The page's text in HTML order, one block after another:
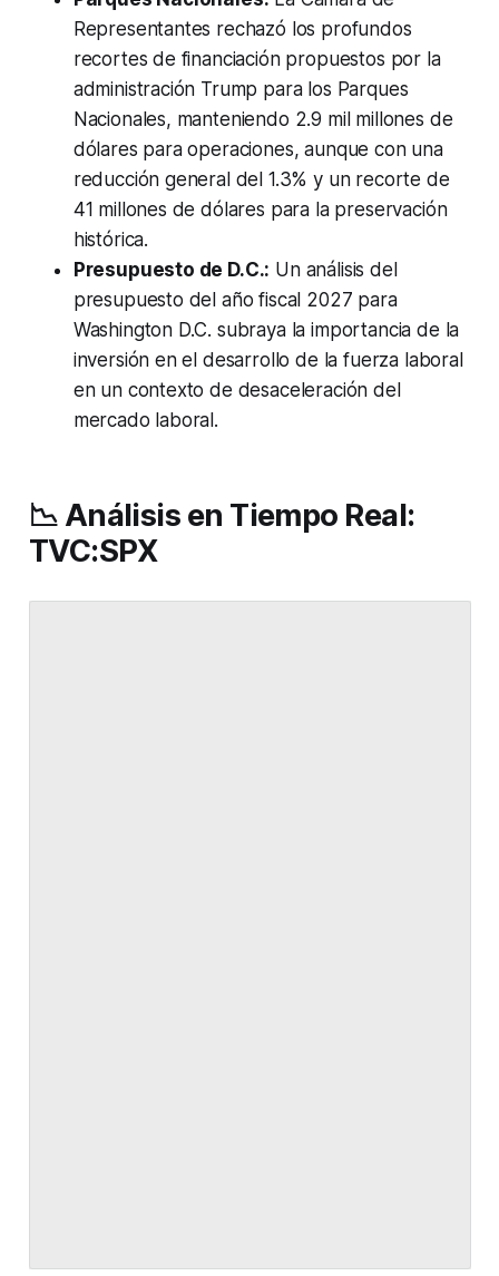
Representantes rechazó los profundos
recortes de financiación propuestos por la
administración Trump para los Parques
Nacionales, manteniendo 2.9 mil millones de
dólares para operaciones, aunque con una
reducción general del 1.3% y un recorte de
41 millones de dólares para la preservación
histórica.
Presupuesto de D.C.: Un análisis del
presupuesto del año fiscal 2027 para
Washington D.C. subraya la importancia de la
inversión en el desarrollo de la fuerza laboral
en un contexto de desaceleración del
mercado laboral.
📉 Análisis en Tiempo Real:
TVC:SPX